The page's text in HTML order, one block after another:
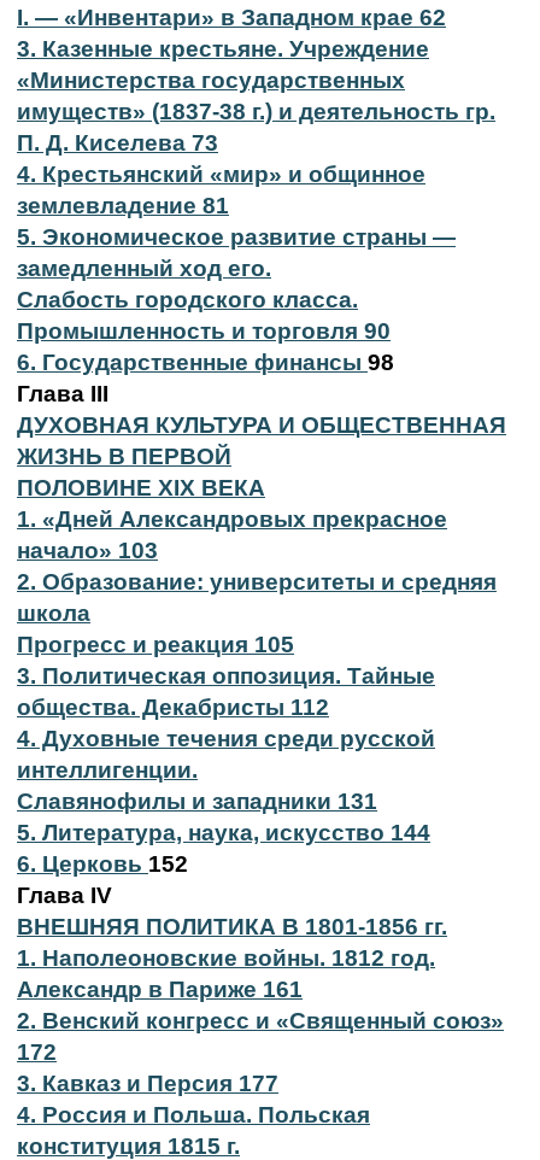
I. — «Инвентари» в Западном крае 62
3. Казенные крестьяне. Учреждение
«Министерства государственных
имуществ» (1837-38 г.) и деятельность гр.
П. Д. Киселева 73
4. Крестьянский «мир» и общинное
землевладение 81
5. Экономическое развитие страны —
замедленный ход его.
Слабость городского класса.
Промышленность и торговля 90
6. Государственные финансы 98
Глава III
ДУХОВНАЯ КУЛЬТУРА И ОБЩЕСТВЕННАЯ
ЖИЗНЬ В ПЕРВОЙ
ПОЛОВИНЕ XIX ВЕКА
1. «Дней Александровых прекрасное
начало» 103
2. Образование: университеты и средняя
школа
Прогресс и реакция 105
3. Политическая оппозиция. Тайные
общества. Декабристы 112
4. Духовные течения среди русской
интеллигенции.
Славянофилы и западники 131
5. Литература, наука, искусство 144
6. Церковь 152
Глава IV
ВНЕШНЯЯ ПОЛИТИКА В 1801-1856 гг.
1. Наполеоновские войны. 1812 год.
Александр в Париже 161
2. Венский конгресс и «Священный союз»
172
3. Кавказ и Персия 177
4. Россия и Польша. Польская
конституция 1815 г.